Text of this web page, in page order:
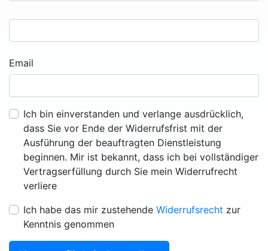
Email
Ich bin einverstanden und verlange ausdrücklich,
dass Sie vor Ende der Widerrufsfrist mit der
Ausführung der beauftragten Dienstleistung
beginnen. Mir ist bekannt, dass ich bei vollständiger
Vertragserfüllung durch Sie mein Widerrufrecht
verliere
Ich habe das mir zustehende Widerrufsrecht zur
Kenntnis genommen